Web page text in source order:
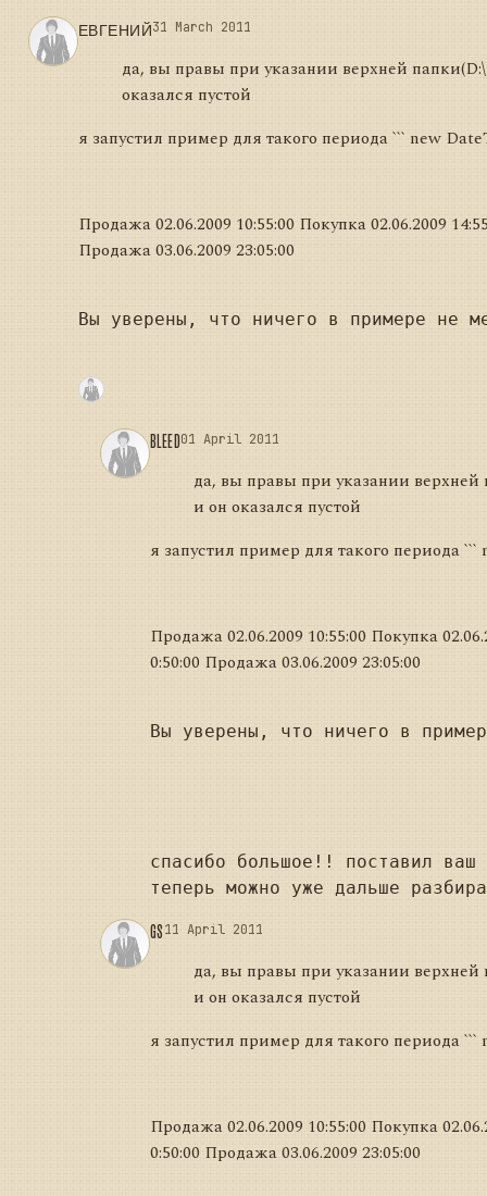
ЕВГЕНИЙ31 March 2011
да, вы правы при указании верхней
оказался пустой
я запустил пример для такого периода ``` new
Продажа 02.06.2009 10:55:00 Покупка 02.06.2009
Продажа 03.06.2009 23:05:00
Вы уверены, что ничего в примере не
BLEED01 April 2011
да, вы правы при указании верхней
и он оказался пустой
я запустил пример для такого периода
Продажа 02.06.2009 10:55:00 Покупка
0:50:00 Продажа 03.06.2009 23:05:00
Вы уверены, что ничего в
спасибо большое!! поставил
GS11 April 2011
да, вы правы при указании верхней
и он оказался пустой
я запустил пример для такого периода
Продажа 02.06.2009 10:55:00 Покупка
0:50:00 Продажа 03.06.2009 23:05:00